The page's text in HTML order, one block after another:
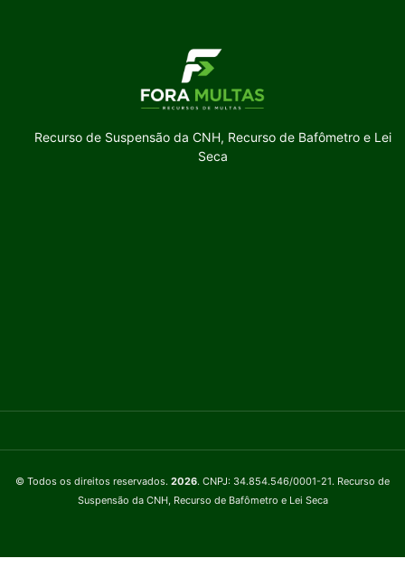
Recurso de Suspensão da CNH, Recurso de Bafômetro e Lei
Seca
© Todos os direitos reservados. 2026. CNPJ: 34.854.546/0001-21. Recurso de
Suspensão da CNH, Recurso de Bafômetro e Lei Seca